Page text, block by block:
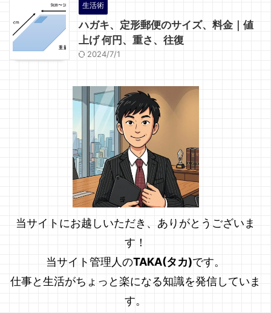
生活術
ハガキ、定形郵便のサイズ、料金｜値
上げ 何円、重さ、往復
2024/7/1
当サイトにお越しいただき、ありがとうございま
す！
当サイト管理人のTAKA(タカ)です。
仕事と生活がちょっと楽になる知識を発信していま
す。